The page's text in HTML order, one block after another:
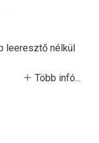
leeresztő nélkül
Több infó...